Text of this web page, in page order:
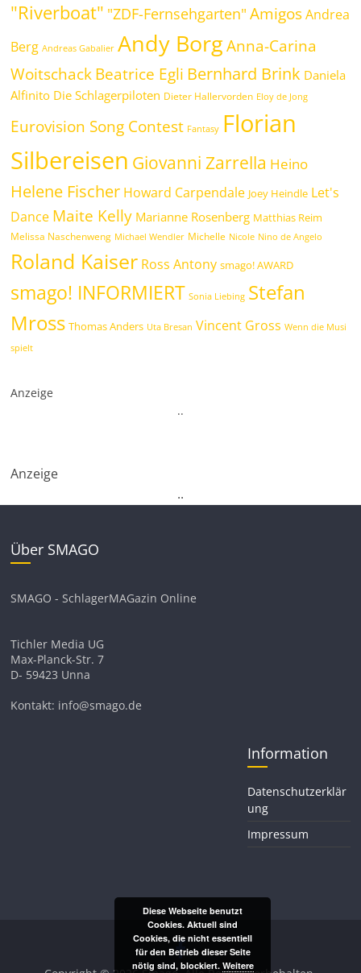
"Riverboat" "ZDF-Fernsehgarten" Amigos Andrea
Berg Andreas Gabalier Andy Borg Anna-Carina
WoitschackBeatrice Egli Bernhard Brink Daniela
Alfinito Die Schlagerpiloten Dieter Hallervorden Eloy de Jong
Eurovision Song Contest Fantasy Florian
Silbereisen Giovanni Zarrella Heino
Helene Fischer Howard Carpendale Joey Heindle Let's
Dance Maite Kelly Marianne Rosenberg Matthias Reim
Melissa Naschenweng Michael Wendler Michelle Nicole Nino de Angelo
Roland Kaiser Ross Antony smago! AWARD
smago! INFORMIERT Sonia Liebing Stefan
Mross Thomas Anders Uta Bresan Vincent Gross Wenn die Musi
spielt
Anzeige
..
Anzeige
..
Über SMAGO
SMAGO - SchlagerMAGazin Online
Tichler Media UG
Max-Planck-Str. 7
D- 59423 Unna
Kontakt: info@smago.de
Information
Datenschutzerklär
ung
Impressum
Diese Webseite benutzt
Cookies. Aktuell sind
Cookies, die nicht essentiell
für den Betrieb dieser Seite
nötig sind, blockiert. Weitere